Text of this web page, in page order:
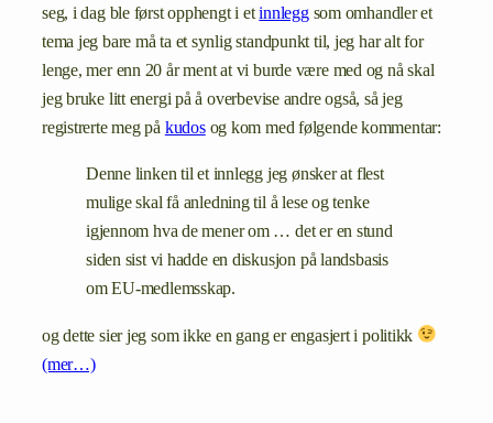
seg, i dag ble først opphengt i etinnleggsom omhandler et
tema jeg bare må ta et synlig standpunkt til, jeg har alt for
lenge, mer enn 20 år ment at vi burde være med og nå skal
jeg bruke litt energi på å overbevise andre også, så jeg
registrerte meg på kudosog kom med følgende kommentar:
Denne linken til et innlegg jeg ønsker at flest
mulige skal få anledning til å lese og tenke
igjennom hva de mener om … det er en stund
siden sist vi hadde en diskusjon på landsbasis
om EU-medlemsskap.
og dette sier jeg som ikke en gang er engasjert i politikk
(mer…)